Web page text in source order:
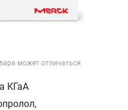
может отличаться
КГаА